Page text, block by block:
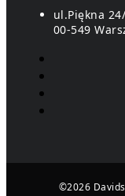
ul.Piękna
00-549
©2026